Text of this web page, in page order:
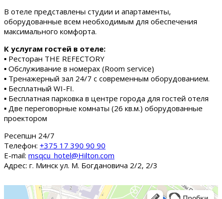
В отеле представлены студии и апартаменты,
оборудованные всем необходимым для обеспечения
максимального комфорта.
К услугам гостей в отеле:
▪ Ресторан THE REFECTORY
▪ Обслуживание в номерах (Room service)
▪ Тренажерный зал 24/7 с современным оборудованием.
▪ Бесплатный WI-FI.
▪ Бесплатная парковка в центре города для гостей отеля
▪ Две переговорные комнаты (26 кв.м.) оборудованные
проектором
Ресепшн 24/7
Tелефон: +375 17 390 90 90
E-mail: msqcu_hotel@Hilton.com
Адрес: г. Минск ул. М. Богдановича 2/2, 2/3